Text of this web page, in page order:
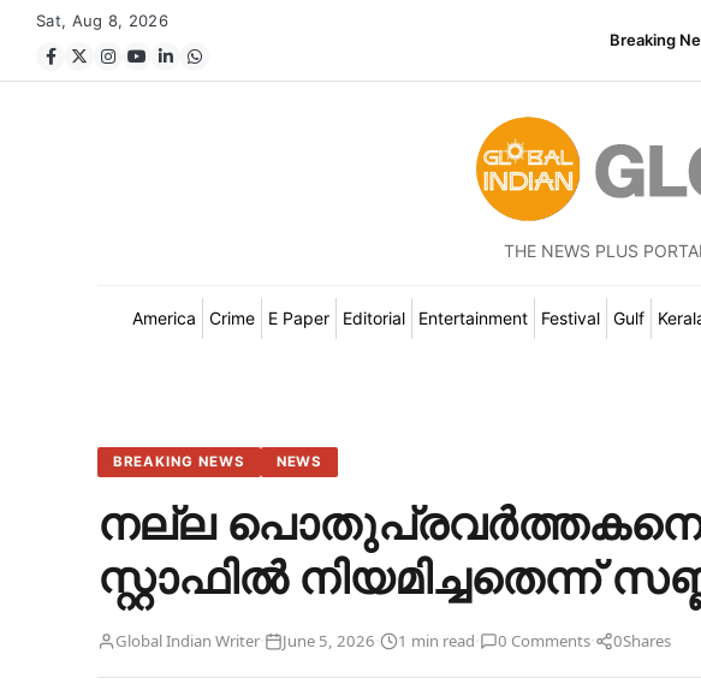
Sat, Aug 8, 2026
Breaking
THE NEWS PLUS
America Crime E Paper Editorial Entertainment Festival Gulf
BREAKING NEWS NEWS
നല്ല
സ്റ്റാഫിൽ നിയമിച്ചതെന്ന്
Global Indian Writer· June 5, 2026· 1 min read· 0 Comments· 0Shares